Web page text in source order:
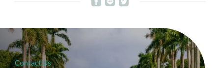
Contact Us